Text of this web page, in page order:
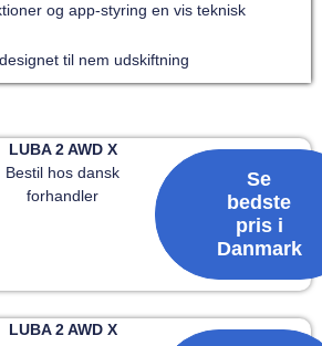
og app-styring en vis teknisk
til nem udskiftning
LUBA 2 AWD X
Bestil hos dansk
forhandler
Se
bedste
pris i
Danmark
LUBA 2 AWD X